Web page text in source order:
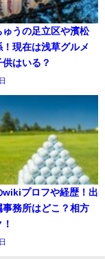
ゅうの足立区や濱松
現在は浅草グルメ
はいる？
wikiプロフや経歴！出
事務所はどこ？相方